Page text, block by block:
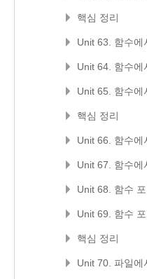
핵심 정리
Unit 63. 함수에
Unit 64. 함수에
Unit 65. 함수에
핵심 정리
Unit 66. 함수에
Unit 67. 함수에
Unit 68. 함수
Unit 69. 함수
핵심 정리
Unit 70. 파일에